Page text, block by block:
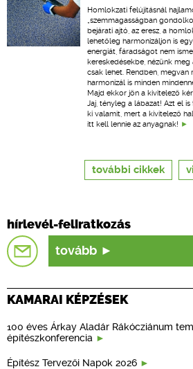
Homlokzati felújításnál
„szemmagasságban
bejárati ajtó, az eresz, a
lehetőleg harmonizáljon is
energiát, fáradságot nem
kereskedésekbe, nézünk
csak lehet. Rendben, megvan
harmonizál is minden
Majd ekkor jön a kivitelező
Jaj, tényleg a lábazat! Azt el
ki valamit, mert a kivitelező
itt kell lennie az anyagnak!
további cikkek
hírlevél-feliratkozás
tovább
KAMARAI KÉPZÉSEK
100 éves Árkay Aladár Rákócziánum
építészkonferencia
Építész Tervezői Napok 2026